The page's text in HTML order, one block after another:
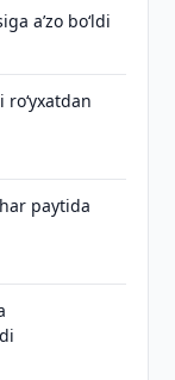
aʼzo bo‘ldi
paytida